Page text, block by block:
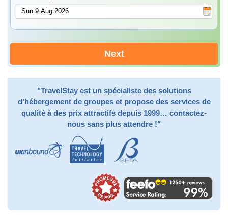
Next
"TravelStay est un spécialiste des solutions
d'hébergement de groupes et propose des services de
qualité à des prix attractifs depuis 1999… contactez-
nous sans plus attendre !"